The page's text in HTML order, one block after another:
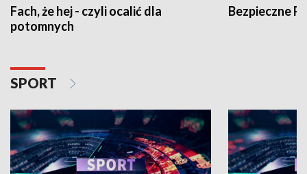
Fach, że hej - czyli ocalić dla
potomnych
Bezpieczne
SPORT